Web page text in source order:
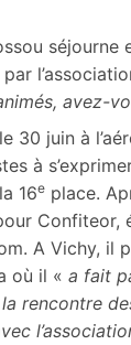
séjourne
avez-
30 juin à
à
16e place.
Confiteor,
A Vichy, il
où il « a fait
rencontre